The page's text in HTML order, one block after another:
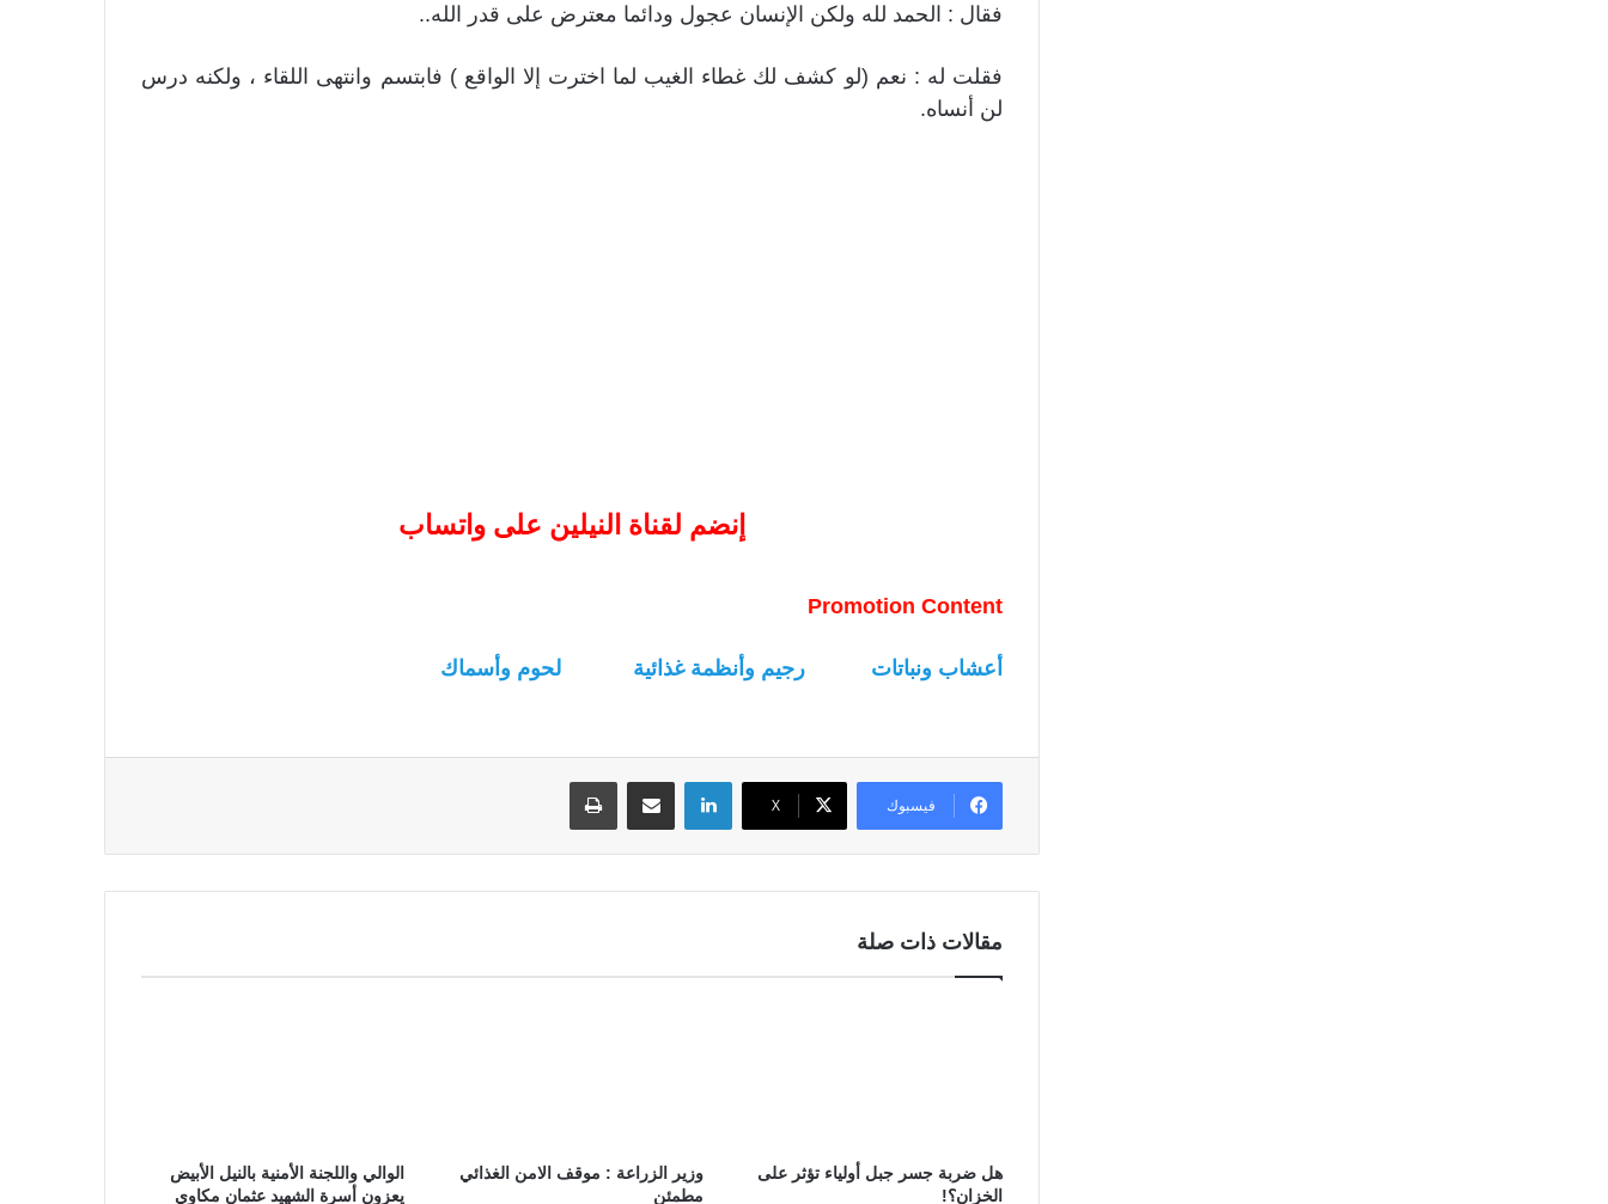
فقال : الحمد لله ولكن الإنسان عجول ودائما معترض على قدر الله..
فقلت له : نعم (لو كشف لك غطاء الغيب لما اخترت إلا الواقع ) فابتسم وانتهى اللقاء ، ولكنه درس
لن أنساه.
إنضم لقناة النيلين على واتساب
Promotion Content
أعشاب ونباتات رجيم وأنظمة غذائية لحوم وأسماك
فيسبوك ‫X
لينكدإن
مقالات ذات صلة
هل ضربة جسر جبل أولياء تؤثر على
الخزان؟!
وزير الزراعة : موقف الامن الغذائي
مطمئن
الوالي واللجنة الأمنية بالنيل الأبيض
يعزون أسرة الشهيد عثمان مكاوي